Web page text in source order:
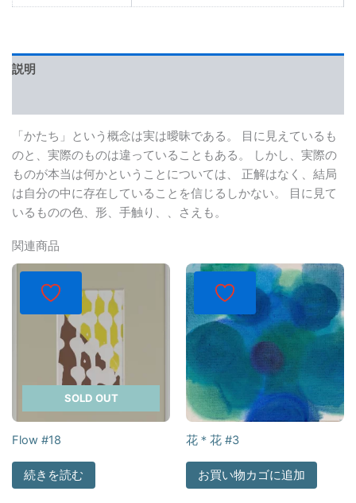
説明
「かたち」という概念は実は曖昧である。 目に見えているも
のと、実際のものは違っていることもある。 しかし、実際の
ものが本当は何かということについては、 正解はなく、結局
は自分の中に存在していることを信じるしかない。 目に見て
いるものの色、形、手触り、、さえも。
関連商品
SOLD OUT
Flow #18
続きを読む
花＊花 #3
お買い物カゴに追加